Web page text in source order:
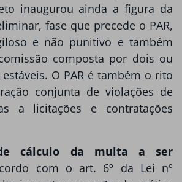
inaugurou ainda a figura da
fase que precede o PAR,
e não punitivo e também
composta por dois ou
O PAR é também o rito
conjunta de violações de
a licitações e contratações
cálculo da multa a ser
com o art. 6º da Lei nº